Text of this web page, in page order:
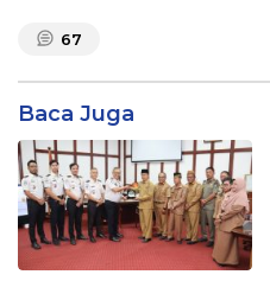
67
Baca Juga